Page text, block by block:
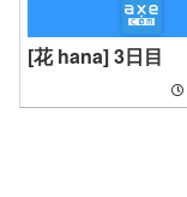
[花 hana] 3日目